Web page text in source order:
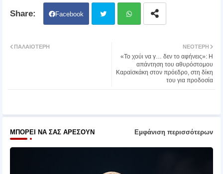
Facebook
atsa
ΝΕΌΤΕΡΗ
«Το χούι να γ… δεν το αφήνεις»: Η
απάντηση του αθυρόστομου
Καραϊσκάκη στον πρόεδρο, στη δίκη
του για προδοσία
ΠΑΛΑΙΌΤΕΡΗ
ΜΠΟΡΕΊ ΝΑ ΣΑΣ ΑΡΈΣΟΥΝ Εμφάνιση περισσότερων